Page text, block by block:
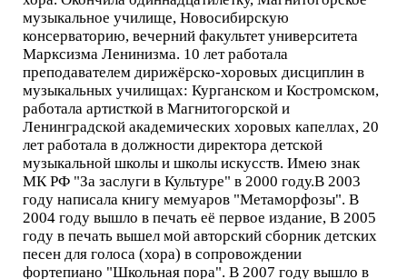
музыкальное училище, Новосибирскую
консерваторию, вечерний факультет университета
Марксизма Ленинизма. 10 лет работала
преподавателем дирижёрско-хоровых дисциплин в
музыкальных училищах: Курганском и Костромском,
работала артисткой в Магнитогорской и
Ленинградской академических хоровых капеллах, 20
лет работала в должности директора детской
музыкальной школы и школы искусств. Имею знак
МК РФ "За заслуги в Культуре" в 2000 году.В 2003
году написала книгу мемуаров "Метаморфозы". В
2004 году вышло в печать её первое издание, В 2005
году в печать вышел мой авторский сборник детских
песен для голоса (хора) в сопровождении
фортепиано "Школьная пора". В 2007 году вышло в